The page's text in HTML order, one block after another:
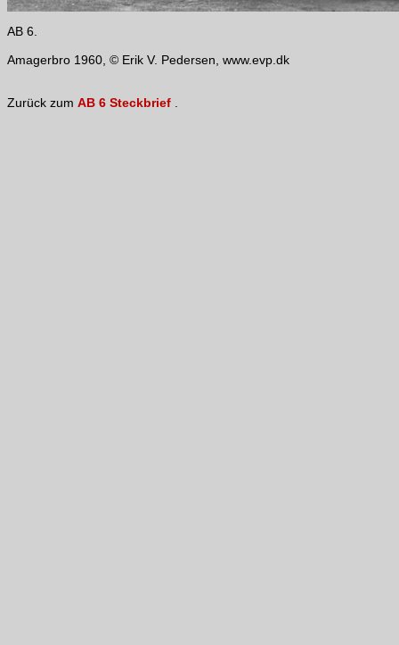
AB 6.
Amagerbro 1960, © Erik V. Pedersen, www.evp.dk
Zurück zum AB 6 Steckbrief